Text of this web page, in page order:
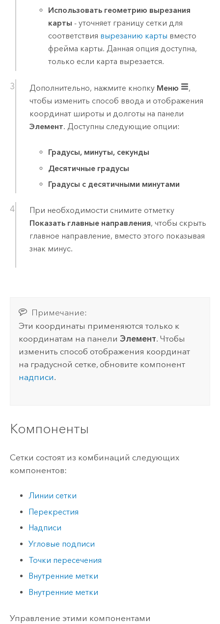
Использовать геометрию вырезания
карты - уточняет границу сетки для
соответствия вырезанию карты вместо
фрейма карты. Данная опция доступна,
только если карта вырезается.
Дополнительно, нажмите кнопку Меню
,
чтобы изменить способ ввода и отображения
координат широты и долготы на панели
Элемент. Доступны следующие опции:
Градусы, минуты, секунды
Десятичные градусы
Градусы с десятичными минутами
При необходимости снимите отметку
Показать главные направления, чтобы скрыть
главное направление, вместо этого показывая
знак минус.
Примечание:
Эти координаты применяются только к
координатам на панели Элемент. Чтобы
изменить способ отображения координат
на градусной сетке, обновите компонент
надписи.
Компоненты
Сетки состоят из комбинаций следующих
компонентов:
Линии сетки
Перекрестия
Надписи
Угловые подписи
Точки пересечения
Внутренние метки
Внутренние метки
Управление этими компонентами